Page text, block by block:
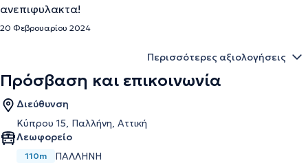
ανεπιφυλακτα!
20 Φεβρουαρίου 2024
Περισσότερες αξιολογήσεις
Πρόσβαση και επικοινωνία
Διεύθυνση
Κύπρου 15, Παλλήνη, Αττική
Λεωφορείο
110m ΠΑΛΛΗΝΗ